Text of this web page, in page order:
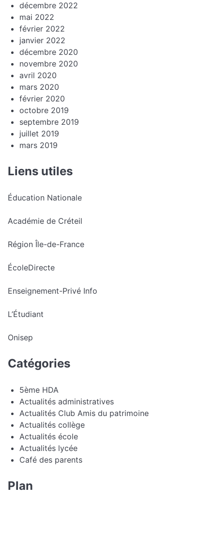
décembre 2022
mai 2022
février 2022
janvier 2022
décembre 2020
novembre 2020
avril 2020
mars 2020
février 2020
octobre 2019
septembre 2019
juillet 2019
mars 2019
Liens utiles
Éducation Nationale
Académie de Créteil
Région Île-de-France
ÉcoleDirecte
Enseignement-Privé Info
L’Étudiant
Onisep
Catégories
5ème HDA
Actualités administratives
Actualités Club Amis du patrimoine
Actualités collège
Actualités école
Actualités lycée
Café des parents
Plan